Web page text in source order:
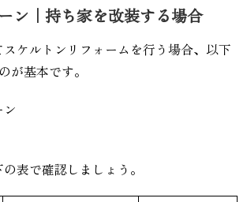
ン｜持ち家を改装する場合
ケルトンリフォームを行う場合、以下
が基本です。
表で確認しましょう。